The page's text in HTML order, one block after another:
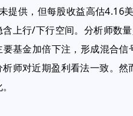
提供，但每股收益高估4.16
上行/下行空间。分析师数
基金加倍下注，形成混合
师对近期盈利看法一致。